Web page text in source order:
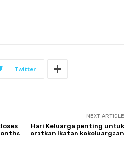
Twitter
NEXT ARTICLE
Hari Keluarga penting untuk
eratkan ikatan kekeluargaan